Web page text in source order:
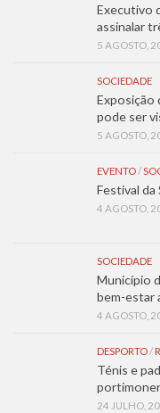
Executivo
assinalar
5 AGOSTO,
SOCIEDADE
Exposição
pode ser
5 AGOSTO,
EVENTO /
Festival da
4 AGOSTO,
SOCIEDADE
Município
bem-estar
4 AGOSTO,
DESPORTO /
Ténis e
24 JULHO,